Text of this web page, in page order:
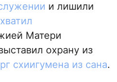
и лишили
Матери
охрану из
схиигумена из сана.